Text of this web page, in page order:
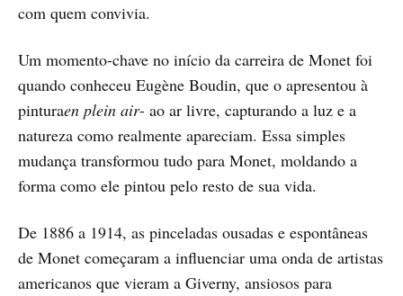
com quem convivia.
Um momento-chave no início da carreira de Monet foi
quando conheceu Eugène Boudin, que o apresentou à
pinturaen plein air- ao ar livre, capturando a luz e a
natureza como realmente apareciam. Essa simples
mudança transformou tudo para Monet, moldando a
forma como ele pintou pelo resto de sua vida.
De 1886 a 1914, as pinceladas ousadas e espontâneas
de Monet começaram a influenciar uma onda de artistas
americanos que vieram a Giverny, ansiosos para